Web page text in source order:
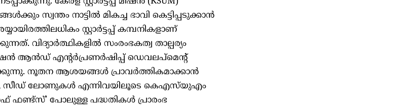
സ്വന്തം നാട്ടിൽ മികച്ച ഭാവി കെട്ടിപ്പടുക്കാൻ
സ്റ്റാർട്ടപ്പ് കമ്പനികളാണ്
വിദ്യാർത്ഥികളിൽ സംരംഭകത്വ താല്പര്യം
ആൻഡ് എന്റർപ്രണർഷിപ്പ് ഡെവലപ്‌മെന്റ്
നൂതന ആശയങ്ങൾ പ്രാവർത്തികമാക്കാൻ
സീഡ് ലോണുകൾ എന്നിവയിലൂടെ കെഎസ്‌യുഎം
ഫണ്ട്സ്’ പോലുള്ള പദ്ധതികൾ പ്രാരംഭ